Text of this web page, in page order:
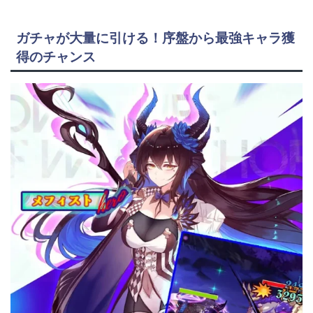
ガチャが大量に引ける！序盤から最強キャラ獲
得のチャンス